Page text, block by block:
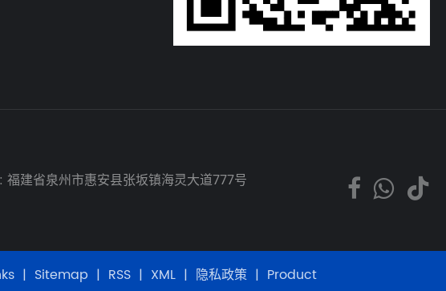
福建省泉州市惠安县张坂镇海灵大道777号
| Sitemap | RSS | XML | 隐私政策 | Product